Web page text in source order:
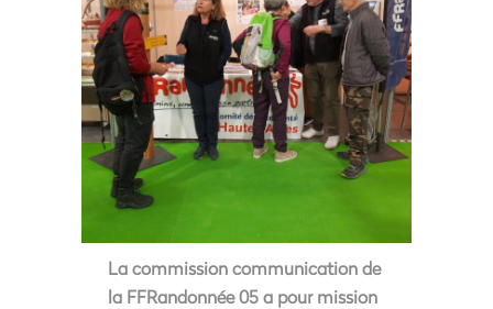
La commission communication de
la FFRandonnée 05 a pour mission